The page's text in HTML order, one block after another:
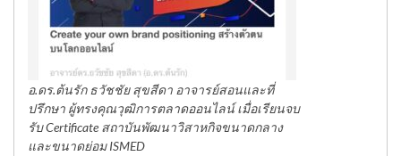
อ.ดร.ต้นรัก ธวัชชัย สุขสีดา อาจารย์สอนและที่
ปรึกษา ผู้ทรงคุณวุฒิการตลาดออนไลน์ เมื่อเรียนจบ
รับ Certificate สถาบันพัฒนาวิสาหกิจขนาดกลาง
และขนาดย่อม ISMED